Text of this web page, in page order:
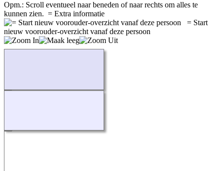
Opm.: Scroll eventueel naar beneden of naar rechts om alles te
kunnen zien. = Extra informatie
= Start
nieuw voorouder-overzicht vanaf deze persoon